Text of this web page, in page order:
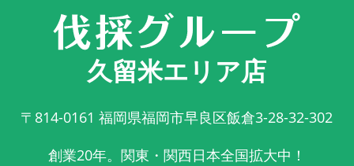
久留米エリア店
〒814-0161 福岡県福岡市早良区飯倉3-28-32-302
創業20年。関東・関西日本全国拡大中！